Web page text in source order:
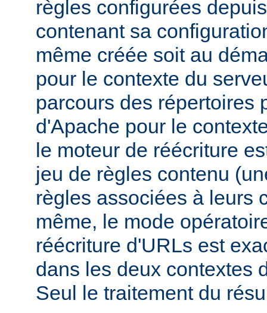
règles configurées
contenant sa
même créée soit au
pour le contexte du
parcours des répertoires
d'Apache pour le
le moteur de réécriture
jeu de règles contenu
règles associées à leurs
même, le mode
réécriture d'URLs est
dans les deux contextes
Seul le traitement du